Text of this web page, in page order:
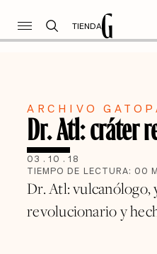
TIENDA
ARCHIVO
Dr. Atl: cráter
03 . 10 . 18
TIEMPO DE LECTURA: 00
Dr. Atl:
revolucionario y